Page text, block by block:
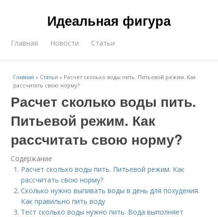
Идеальная фигура
Главная Новости Статьи
Главная » Статьи » Расчет сколько воды пить. Питьевой режим. Как
рассчитать свою норму?
Расчет сколько воды пить.
Питьевой режим. Как
рассчитать свою норму?
Содержание
Расчет сколько воды пить. Питьевой режим. Как
рассчитать свою норму?
Сколько нужно выпивать воды в день для похудения.
Как правильно пить воду
Тест сколько воды нужно пить. Вода выполняет